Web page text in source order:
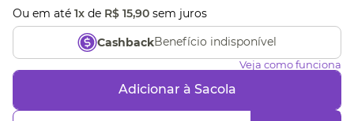
Ou em até 1x de R$ 15,90 sem juros
CashbackBenefício indisponível
Veja como funciona
Adicionar à Sacola